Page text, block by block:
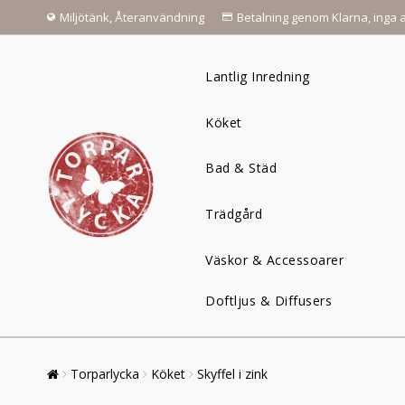
Miljötänk, Återanvändning Betalning genom Klarna, inga
Lantlig Inredning
Köket
Bad & Städ
Trädgård
Väskor & Accessoarer
Doftljus & Diffusers
Torparlycka Köket Skyffel i zink